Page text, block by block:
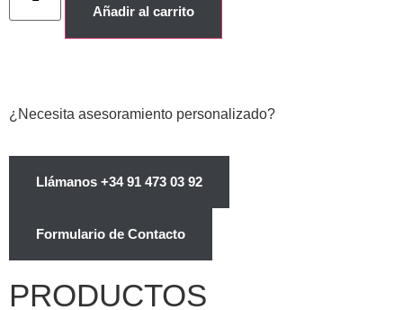
Añadir al carrito
¿Necesita asesoramiento personalizado?
Llámanos +34 91 473 03 92
Formulario de Contacto
PRODUCTOS